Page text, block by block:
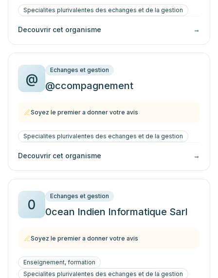
Specialites plurivalentes des echanges et de la gestion
Decouvrir cet organisme →
@
Echanges et gestion
@ccompagnement
Soyez le premier a donner votre avis
Specialites plurivalentes des echanges et de la gestion
Decouvrir cet organisme →
0
Echanges et gestion
0cean Indien Informatique Sarl
Soyez le premier a donner votre avis
Enseignement, formation
Specialites plurivalentes des echanges et de la gestion